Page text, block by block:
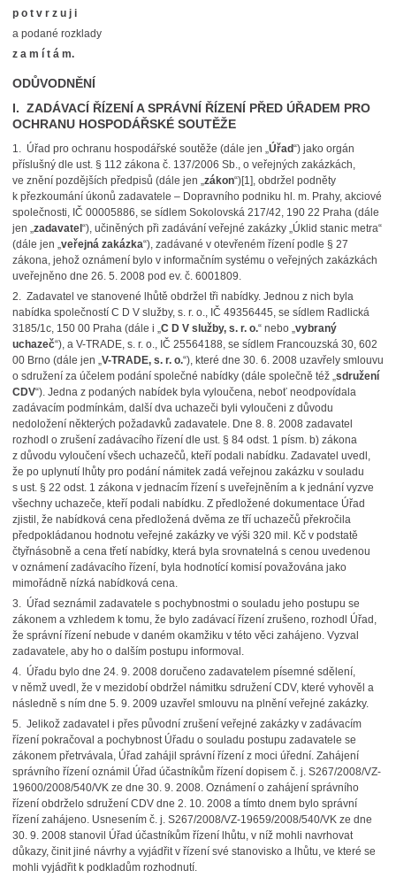
p o t v r z u j i
a podané rozklady
z a m í t á m.
ODŮVODNĚNÍ
I. ZADÁVACÍ ŘÍZENÍ A SPRÁVNÍ ŘÍZENÍ PŘED ÚŘADEM PRO
OCHRANU HOSPODÁŘSKÉ SOUTĚŽE
1. Úřad pro ochranu hospodářské soutěže (dále jen „Úřad“) jako orgán
příslušný dle ust. § 112 zákona č. 137/2006 Sb., o veřejných zakázkách,
ve znění pozdějších předpisů (dále jen „zákon“)[1], obdržel podněty
k přezkoumání úkonů zadavatele – Dopravního podniku hl. m. Prahy, akciové
společnosti, IČ 00005886, se sídlem Sokolovská 217/42, 190 22 Praha (dále
jen „zadavatel “), učiněných při zadávání veřejné zakázky „Úklid stanic metra“
(dále jen „veřejná zakázka“), zadávané v otevřeném řízení podle § 27
zákona, jehož oznámení bylo v informačním systému o veřejných zakázkách
uveřejněno dne 26. 5. 2008 pod ev. č. 6001809.
2. Zadavatel ve stanovené lhůtě obdržel tři nabídky. Jednou z nich byla
nabídka společností C D V služby, s. r. o., IČ 49356445, se sídlem Radlická
3185/1c, 150 00 Praha (dále i „C D V služby, s. r. o.“ nebo „vybraný
uchazeč“), a V-TRADE, s. r. o., IČ 25564188, se sídlem Francouzská 30, 602
00 Brno (dále jen „V-TRADE, s. r. o.“), které dne 30. 6. 2008 uzavřely smlouvu
o sdružení za účelem podání společné nabídky (dále společně též „sdružení
CDV“). Jedna z podaných nabídek byla vyloučena, neboť neodpovídala
zadávacím podmínkám, další dva uchazeči byli vyloučeni z důvodu
nedoložení některých požadavků zadavatele. Dne 8. 8. 2008 zadavatel
rozhodl o zrušení zadávacího řízení dle ust. § 84 odst. 1 písm. b) zákona
z důvodu vyloučení všech uchazečů, kteří podali nabídku. Zadavatel uvedl,
že po uplynutí lhůty pro podání námitek zadá veřejnou zakázku v souladu
s ust. § 22 odst. 1 zákona v jednacím řízení s uveřejněním a k jednání vyzve
všechny uchazeče, kteří podali nabídku. Z předložené dokumentace Úřad
zjistil, že nabídková cena předložená dvěma ze tří uchazečů překročila
předpokládanou hodnotu veřejné zakázky ve výši 320 mil. Kč v podstatě
čtyřnásobně a cena třetí nabídky, která byla srovnatelná s cenou uvedenou
v oznámení zadávacího řízení, byla hodnotící komisí považována jako
mimořádně nízká nabídková cena.
3. Úřad seznámil zadavatele s pochybnostmi o souladu jeho postupu se
zákonem a vzhledem k tomu, že bylo zadávací řízení zrušeno, rozhodl Úřad,
že správní řízení nebude v daném okamžiku v této věci zahájeno. Vyzval
zadavatele, aby ho o dalším postupu informoval.
4. Úřadu bylo dne 24. 9. 2008 doručeno zadavatelem písemné sdělení,
v němž uvedl, že v mezidobí obdržel námitku sdružení CDV, které vyhověl a
následně s ním dne 5. 9. 2009 uzavřel smlouvu na plnění veřejné zakázky.
5. Jelikož zadavatel i přes původní zrušení veřejné zakázky v zadávacím
řízení pokračoval a pochybnost Úřadu o souladu postupu zadavatele se
zákonem přetrvávala, Úřad zahájil správní řízení z moci úřední. Zahájení
správního řízení oznámil Úřad účastníkům řízení dopisem č. j. S267/2008/VZ-
19600/2008/540/VK ze dne 30. 9. 2008. Oznámení o zahájení správního
řízení obdrželo sdružení CDV dne 2. 10. 2008 a tímto dnem bylo správní
řízení zahájeno. Usnesením č. j. S267/2008/VZ-19659/2008/540/VK ze dne
30. 9. 2008 stanovil Úřad účastníkům řízení lhůtu, v níž mohli navrhovat
důkazy, činit jiné návrhy a vyjádřit v řízení své stanovisko a lhůtu, ve které se
mohli vyjádřit k podkladům rozhodnutí.